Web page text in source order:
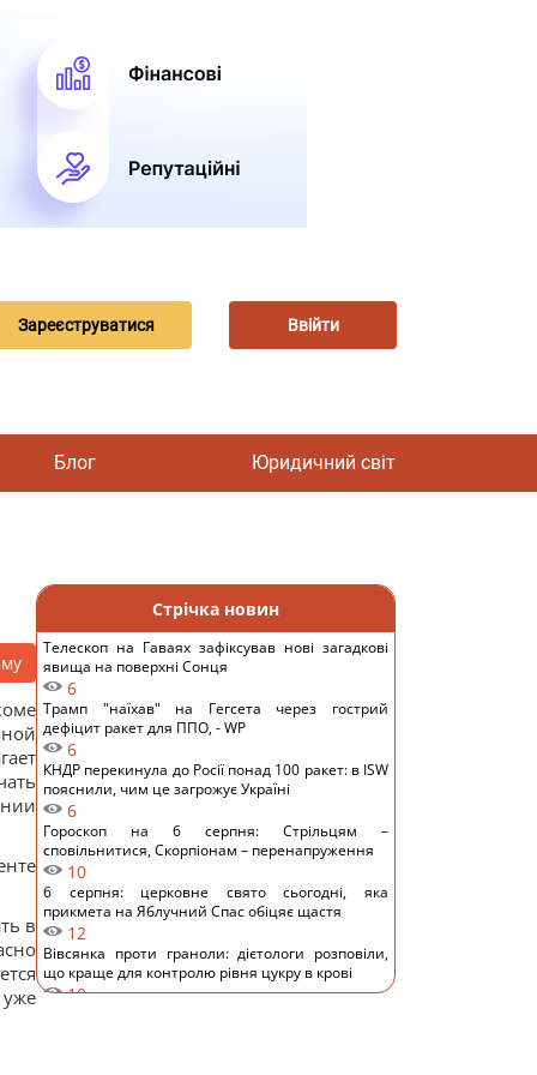
Зареєструватися Ввійти
Блог Юридичний світ
в
Стрічка новин
Телескоп на Гаваях зафіксував нові загадкові
явища на поверхні Сонця
6
Трамп "наїхав" на Гегсета через гострий
дефіцит ракет для ППО, - WP
6
КНДР перекинула до Росії понад 100 ракет: в ISW
пояснили, чим це загрожує Україні
6
Гороскоп на 6 серпня: Стрільцям –
сповільнитися, Скорпіонам – перенапруження
10
6 серпня: церковне свято сьогодні, яка
прикмета на Яблучний Спас обіцяє щастя
12
Вівсянка проти граноли: дієтологи розповіли,
що краще для контролю рівня цукру в крові
10